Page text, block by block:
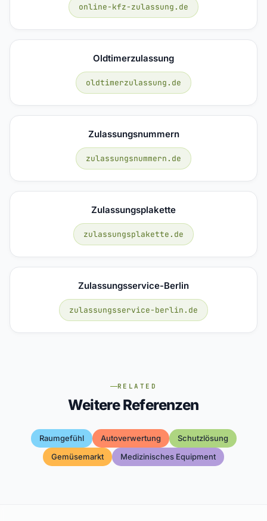
online-kfz-zulassung.de
Oldtimerzulassung
oldtimerzulassung.de
Zulassungsnummern
zulassungsnummern.de
Zulassungsplakette
zulassungsplakette.de
Zulassungsservice-Berlin
zulassungsservice-berlin.de
RELATED
Weitere Referenzen
Raumgefühl Autoverwertung
Schutzlösung
Gemüsemarkt
Medizinisches Equipment